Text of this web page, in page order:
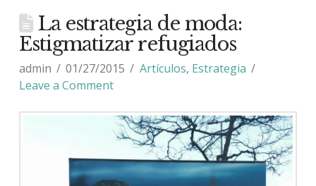
La estrategia de moda:
Estigmatizar refugiados
admin 01/27/2015 Artículos, Estrategia
Leave a Comment